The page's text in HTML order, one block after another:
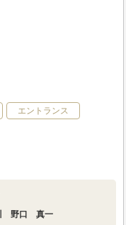
エントランス
野口 真一